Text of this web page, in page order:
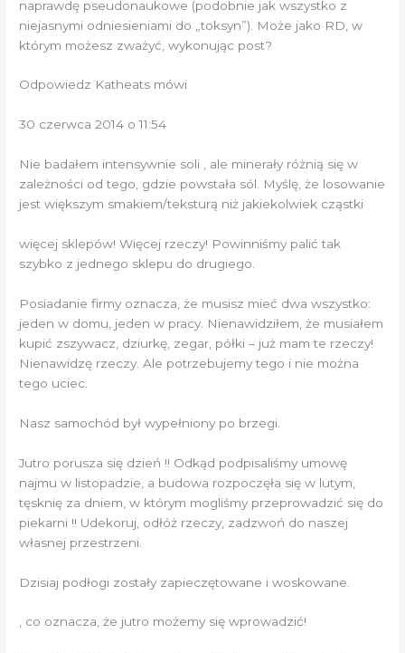
naprawdę pseudonaukowe (podobnie jak wszystko z
niejasnymi odniesieniami do „toksyn”). Może jako RD, w
którym możesz zważyć, wykonując post?
Odpowiedz Katheats mówi
30 czerwca 2014 o 11:54
Nie badałem intensywnie soli , ale minerały różnią się w
zależności od tego, gdzie powstała sól. Myślę, że losowanie
jest większym smakiem/teksturą niż jakiekolwiek cząstki
​​więcej sklepów! Więcej rzeczy! Powinniśmy palić tak
szybko z jednego sklepu do drugiego.
Posiadanie firmy oznacza, że ​​musisz mieć dwa wszystko:
jeden w domu, jeden w pracy. Nienawidziłem, że musiałem
kupić zszywacz, dziurkę, zegar, półki – już mam te rzeczy!
Nienawidzę rzeczy. Ale potrzebujemy tego i nie można
tego uciec.
Nasz samochód był wypełniony po brzegi.
Jutro porusza się dzień !! Odkąd podpisaliśmy umowę
najmu w listopadzie, a budowa rozpoczęła się w lutym,
tęsknię za dniem, w którym mogliśmy przeprowadzić się do
piekarni !! Udekoruj, odłóż rzeczy, zadzwoń do naszej
własnej przestrzeni.
Dzisiaj podłogi zostały zapieczętowane i woskowane.
, co oznacza, że ​​jutro możemy się wprowadzić!